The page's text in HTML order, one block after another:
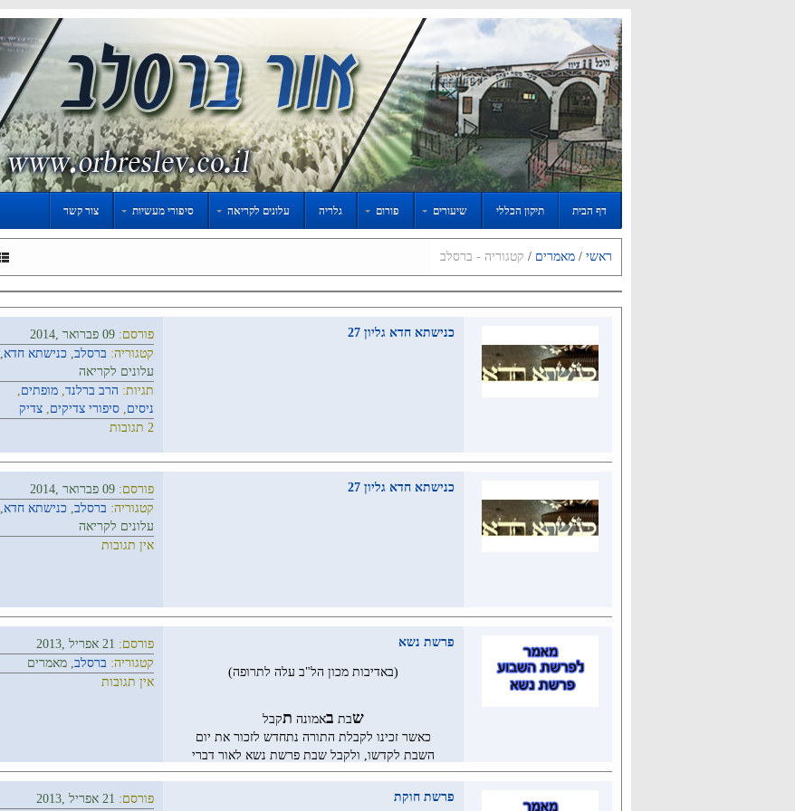
דף הבית תיקון הכללי שיעורים פורום גלריה עלונים לקריאה סיפורי מעשיות צור קשר
ראשי / מאמרים / קטגוריה - ברסלב
כנישתא חדא גליון 27 פורסם: 09 פברואר ,2014
קטגוריה: ברסלב, כנישתא חדא,
עלונים לקריאה
תגיות: הרב ברלנד, מופתים,
ניסים, סיפורי צדיקים, צדיק
2 תגובות
כנישתא חדא גליון 27 פורסם: 09 פברואר ,2014
קטגוריה: ברסלב, כנישתא חדא,
עלונים לקריאה
אין תגובות
פרשת נשא
(באדיבות מכון הל"ב עלה לתרופה)
שבת באמונה תקבל
כאשר זכינו לקבלת התורה נתחדש לזכור את יום
השבת לקדשו, ולקבל שבת פרשת נשא לאור דברי
מוהרנ"ת בהלכות שבת הל ו' שבהם נקבל הכח לזכות
לקדושת השבת כאשר נתעורר לאמונת צדיקים כראוי.
פורסם: 21 אפריל ,2013
קטגוריה: ברסלב, מאמרים
אין תגובות
פרשת חוקת פורסם: 21 אפריל ,2013